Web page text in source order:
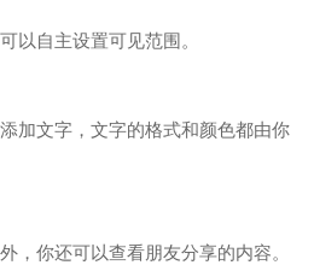
以自主设置可见范围。
加文字，文字的格式和颜色都由你
，你还可以查看朋友分享的内容。